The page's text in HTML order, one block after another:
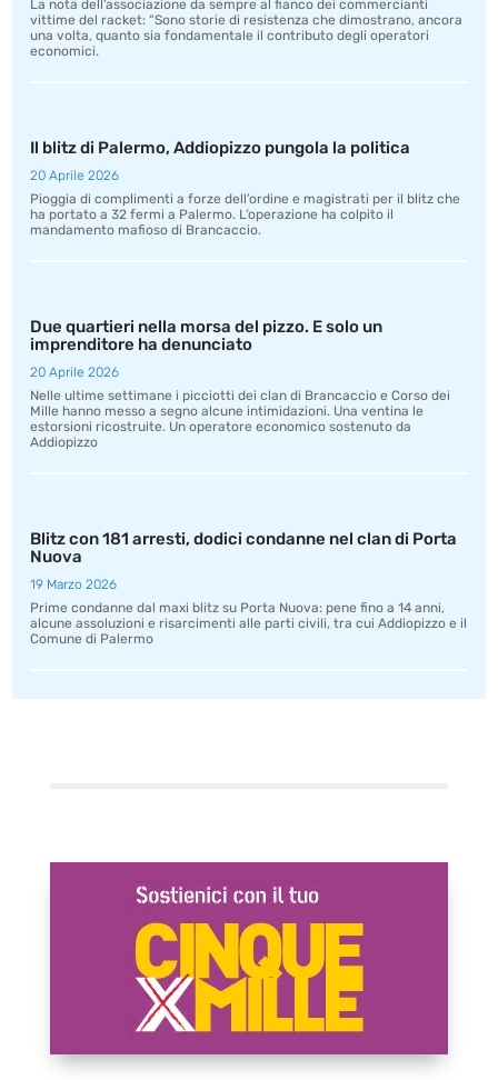
La nota dell’associazione da sempre al fianco dei commercianti
vittime del racket: “Sono storie di resistenza che dimostrano, ancora
una volta, quanto sia fondamentale il contributo degli operatori
economici.
Il blitz di Palermo, Addiopizzo pungola la politica
20 Aprile 2026
Pioggia di complimenti a forze dell’ordine e magistrati per il blitz che
ha portato a 32 fermi a Palermo. L’operazione ha colpito il
mandamento mafioso di Brancaccio.
Due quartieri nella morsa del pizzo. E solo un
imprenditore ha denunciato
20 Aprile 2026
Nelle ultime settimane i picciotti dei clan di Brancaccio e Corso dei
Mille hanno messo a segno alcune intimidazioni. Una ventina le
estorsioni ricostruite. Un operatore economico sostenuto da
Addiopizzo
Blitz con 181 arresti, dodici condanne nel clan di Porta
Nuova
19 Marzo 2026
Prime condanne dal maxi blitz su Porta Nuova: pene fino a 14 anni,
alcune assoluzioni e risarcimenti alle parti civili, tra cui Addiopizzo e il
Comune di Palermo